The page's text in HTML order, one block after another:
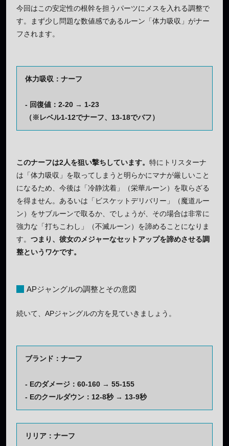
今回はこの安定性の根幹を担うパーツにメスを入れる調整で
す。まず少し問題な数値感であるルーン「体力吸収」がナー
フされます。
体力吸収：ナーフ
- 回復値：2-20 → 1-23
（※レベル1-12でナーフ、13-18でバフ）
このナーフは2人を狙い撃ちしています。 特にトリスターナ
は「体力吸収」を取ってしまうと明らかにマナが厳しいこと
になるため、今後は「冷静沈着」（栄華ルーン）を取らざる
を得ません。あるいは「ビスケットデリバリー」（魔道ルー
ン）をサブルーンで取るか、でしょうが、その場合は非常に
強力な「打ちこわし」（不滅ルーン）を諦めることになりま
す。 つまり、彼女のメジャーなセットアップを諦めさせる調
整というワケです。
APジャングルの調整とその意図
続いて、APジャングルの方を見ていきましょう。
ブランド：ナーフ
- Eのダメージ：60-160 → 55-155
- Eのクールダウン：12-8秒 → 13-9秒
リリア：ナーフ